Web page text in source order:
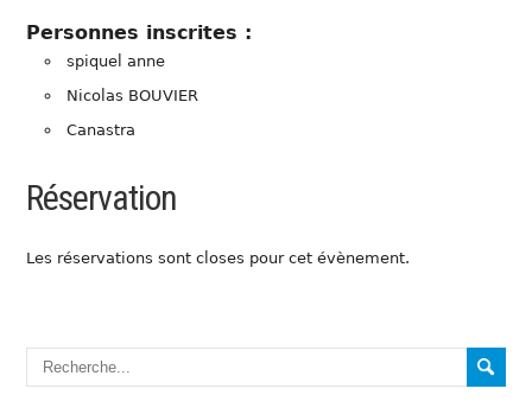
Personnes inscrites :
spiquel anne
Nicolas BOUVIER
Canastra
Réservation
Les réservations sont closes pour cet évènement.